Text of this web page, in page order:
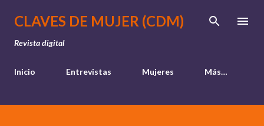
Ir al contenido principal
CLAVES DE MUJER (CDM)
Revista digital
Inicio Entrevistas Mujeres Más…